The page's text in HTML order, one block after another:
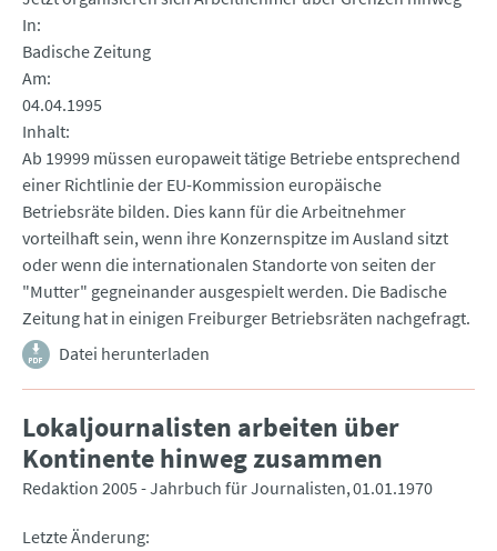
In
Badische Zeitung
Am
04.04.1995
Inhalt
Ab 19999 müssen europaweit tätige Betriebe entsprechend
einer Richtlinie der EU-Kommission europäische
Betriebsräte bilden. Dies kann für die Arbeitnehmer
vorteilhaft sein, wenn ihre Konzernspitze im Ausland sitzt
oder wenn die internationalen Standorte von seiten der
"Mutter" gegneinander ausgespielt werden. Die Badische
Zeitung hat in einigen Freiburger Betriebsräten nachgefragt.
Datei herunterladen
Lokaljournalisten arbeiten über
Kontinente hinweg zusammen
Redaktion 2005 - Jahrbuch für Journalisten 01.01.1970
Letzte Änderung